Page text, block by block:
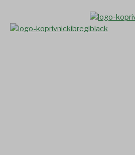
content